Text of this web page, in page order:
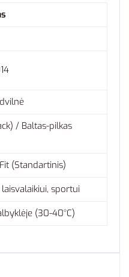
/ Baltas-pilkas
(Standartinis)
laisvalaikiui, sportui
(30-40°C)